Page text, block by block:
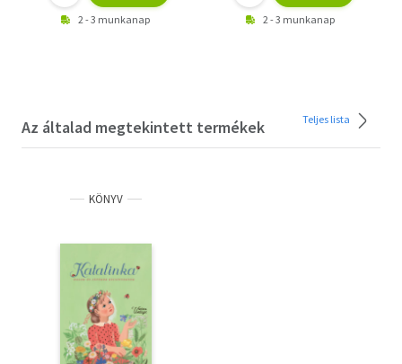
2 - 3 munkanap 2 - 3 munkanap
Az általad megtekintett termékek Teljes lista
KÖNYV